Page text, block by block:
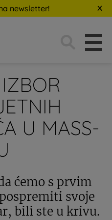
newsletter!
U MASS-
ćemo s prvim
svoje
bili ste u krivu.